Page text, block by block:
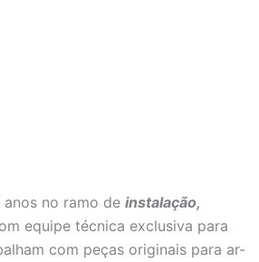
no ramo de instalação,
equipe técnica exclusiva para
com peças originais para ar-